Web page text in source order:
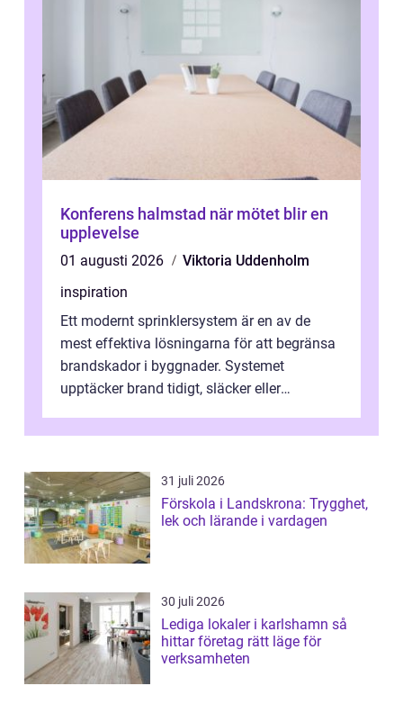
Konferens halmstad när mötet blir en
upplevelse
01 augusti 2026
Viktoria Uddenholm
inspiration
Ett modernt sprinklersystem är en av de
mest effektiva lösningarna för att begränsa
brandskador i byggnader. Systemet
upptäcker brand tidigt, släcker eller
31 juli 2026
Förskola i Landskrona: Trygghet,
lek och lärande i vardagen
30 juli 2026
Lediga lokaler i karlshamn så
hittar företag rätt läge för
verksamheten